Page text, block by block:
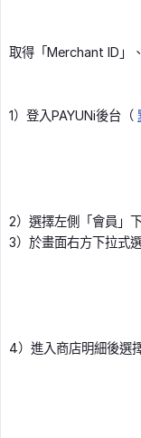
取得「Merchant ID」
1）登入PAYUNi後台（
2）選擇左側「會員」
3）於畫面右方下拉式
4）進入商店明細後選